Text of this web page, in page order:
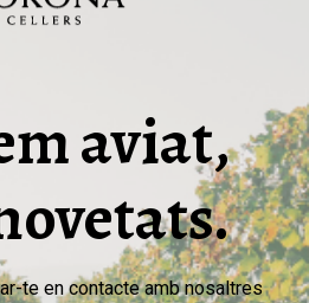
aviat,
te en contacte amb nosaltres